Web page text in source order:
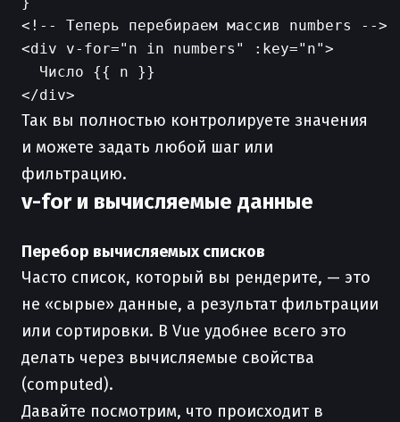
<!-- Теперь перебираем массив numbers -->
<div v-for="n in numbers" :key="n">
  Число {{ n }}
Так вы полностью контролируете значения
и можете задать любой шаг или
фильтрацию.
v-for и вычисляемые данные
Перебор вычисляемых списков
Часто список, который вы рендерите, — это
не «сырые» данные, а результат фильтрации
или сортировки. В Vue удобнее всего это
делать через вычисляемые свойства
(computed).
Давайте посмотрим, что происходит в